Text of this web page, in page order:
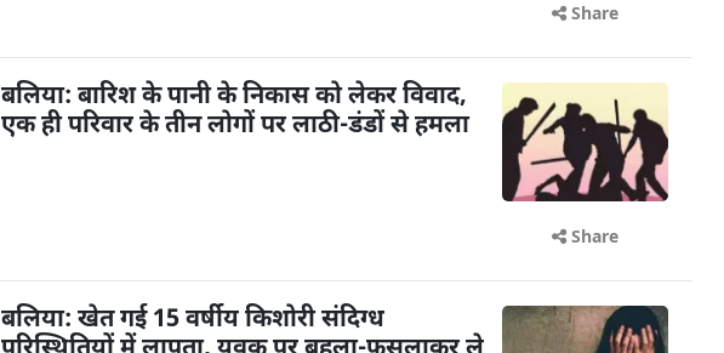
Share
बलिया: बारिश के पानी के निकास को लेकर विवाद,
एक ही परिवार के तीन लोगों पर लाठी-डंडों से हमला
Share
बलिया: खेत गई 15 वर्षीय किशोरी संदिग्ध